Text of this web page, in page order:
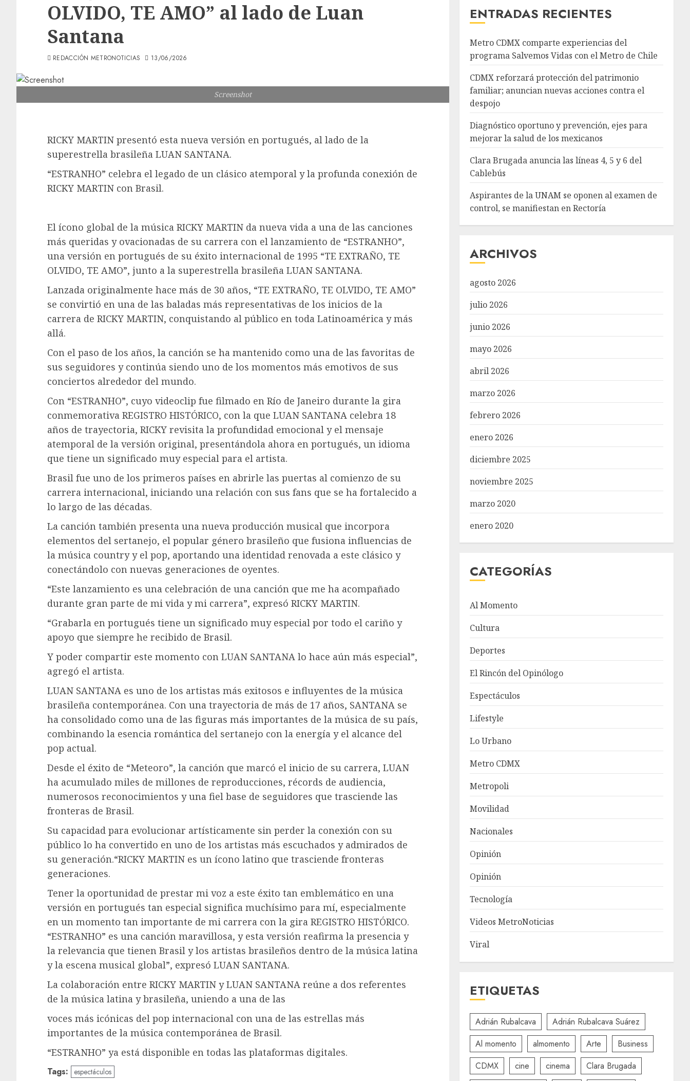
OLVIDO, TE AMO” al lado de Luan
Santana
REDACCIÓN METRONOTICIAS 13/06/2026
Screenshot
RICKY MARTIN presentó esta nueva versión en portugués, al lado de la
superestrella brasileña LUAN SANTANA.
“ESTRANHO” celebra el legado de un clásico atemporal y la profunda conexión de
RICKY MARTIN con Brasil.
El ícono global de la música RICKY MARTIN da nueva vida a una de las canciones
más queridas y ovacionadas de su carrera con el lanzamiento de “ESTRANHO”,
una versión en portugués de su éxito internacional de 1995 “TE EXTRAÑO, TE
OLVIDO, TE AMO”, junto a la superestrella brasileña LUAN SANTANA.
Lanzada originalmente hace más de 30 años, “TE EXTRAÑO, TE OLVIDO, TE AMO”
se convirtió en una de las baladas más representativas de los inicios de la
carrera de RICKY MARTIN, conquistando al público en toda Latinoamérica y más
allá.
Con el paso de los años, la canción se ha mantenido como una de las favoritas de
sus seguidores y continúa siendo uno de los momentos más emotivos de sus
conciertos alrededor del mundo.
Con “ESTRANHO”, cuyo videoclip fue filmado en Río de Janeiro durante la gira
conmemorativa REGISTRO HISTÓRICO, con la que LUAN SANTANA celebra 18
años de trayectoria, RICKY revisita la profundidad emocional y el mensaje
atemporal de la versión original, presentándola ahora en portugués, un idioma
que tiene un significado muy especial para el artista.
Brasil fue uno de los primeros países en abrirle las puertas al comienzo de su
carrera internacional, iniciando una relación con sus fans que se ha fortalecido a
lo largo de las décadas.
La canción también presenta una nueva producción musical que incorpora
elementos del sertanejo, el popular género brasileño que fusiona influencias de
la música country y el pop, aportando una identidad renovada a este clásico y
conectándolo con nuevas generaciones de oyentes.
“Este lanzamiento es una celebración de una canción que me ha acompañado
durante gran parte de mi vida y mi carrera”, expresó RICKY MARTIN.
“Grabarla en portugués tiene un significado muy especial por todo el cariño y
apoyo que siempre he recibido de Brasil.
Y poder compartir este momento con LUAN SANTANA lo hace aún más especial”,
agregó el artista.
LUAN SANTANA es uno de los artistas más exitosos e influyentes de la música
brasileña contemporánea. Con una trayectoria de más de 17 años, SANTANA se
ha consolidado como una de las figuras más importantes de la música de su país,
combinando la esencia romántica del sertanejo con la energía y el alcance del
pop actual.
Desde el éxito de “Meteoro”, la canción que marcó el inicio de su carrera, LUAN
ha acumulado miles de millones de reproducciones, récords de audiencia,
numerosos reconocimientos y una fiel base de seguidores que trasciende las
fronteras de Brasil.
Su capacidad para evolucionar artísticamente sin perder la conexión con su
público lo ha convertido en uno de los artistas más escuchados y admirados de
su generación.“RICKY MARTIN es un ícono latino que trasciende fronteras
generaciones.
Tener la oportunidad de prestar mi voz a este éxito tan emblemático en una
versión en portugués tan especial significa muchísimo para mí, especialmente
en un momento tan importante de mi carrera con la gira REGISTRO HISTÓRICO.
“ESTRANHO” es una canción maravillosa, y esta versión reafirma la presencia y
la relevancia que tienen Brasil y los artistas brasileños dentro de la música latina
y la escena musical global”, expresó LUAN SANTANA.
La colaboración entre RICKY MARTIN y LUAN SANTANA reúne a dos referentes
de la música latina y brasileña, uniendo a una de las
voces más icónicas del pop internacional con una de las estrellas más
importantes de la música contemporánea de Brasil.
“ESTRANHO” ya está disponible en todas las plataformas digitales.
Tags: espectáculos
ENTRADAS RECIENTES
Metro CDMX comparte experiencias del
programa Salvemos Vidas con el Metro de Chile
CDMX reforzará protección del patrimonio
familiar; anuncian nuevas acciones contra el
despojo
Diagnóstico oportuno y prevención, ejes para
mejorar la salud de los mexicanos
Clara Brugada anuncia las líneas 4, 5 y 6 del
Cablebús
Aspirantes de la UNAM se oponen al examen de
control, se manifiestan en Rectoría
ARCHIVOS
agosto 2026
julio 2026
junio 2026
mayo 2026
abril 2026
marzo 2026
febrero 2026
enero 2026
diciembre 2025
noviembre 2025
marzo 2020
enero 2020
CATEGORÍAS
Al Momento
Cultura
Deportes
El Rincón del Opinólogo
Espectáculos
Lifestyle
Lo Urbano
Metro CDMX
Metropoli
Movilidad
Nacionales
Opinión
Opinión
Tecnología
Videos MetroNoticias
Viral
ETIQUETAS
Adrián Rubalcava
Adrián Rubalcava Suárez
Al momento
almomento Arte
Business
CDMX
cine cinema
Clara Brugada